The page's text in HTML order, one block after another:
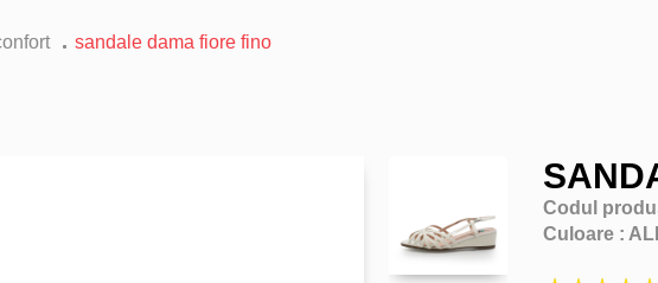
sandale dama fiore fino
Codul
Culoare :